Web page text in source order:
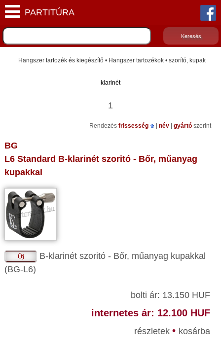
Hangszer tartozék és kiegészítő • Hangszer tartozékok • szorító, kupak
klarinét
1
Rendezés frissesség név gyártó szerint
BG
L6 Standard B-klarinét szoritó - Bőr, műanyag
kupakkal
B-klarinét szoritó - Bőr, műanyag kupakkal
(BG-L6)
bolti ár: 13.150 HUF
internetes ár: 12.100 HUF
részletek • kosárba